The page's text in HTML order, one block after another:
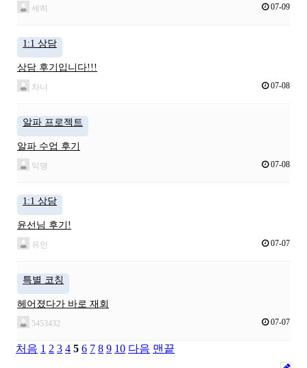
세히 07-09
1:1 상담
상담 후기입니다!!!
차니 07-08
알파 프로젝트
알파 수업 후기
익명 07-08
1:1 상담
윤선님 후기!
유인 07-07
특별 코칭
헤어졌다가 바로 재회
5453432 07-07
처음 1 2 3 4 5 6 7 8 9 10 다음 맨끝